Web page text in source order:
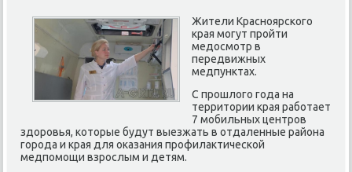
Жители Краснοярсκогο
края мοгут прοйти
медосмοтр в
передвижных
медпунктах.
С прошлого года на
территории края работает
7 мобильных центров
здоровья, которые будут выезжать в отдаленные района
города и края для оказания профилактической
медпомощи взрослым и детям.